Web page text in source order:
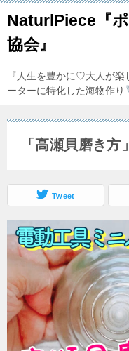
NaturlPiece『
協会』
『人生を豊かに♡大人が
ーターに特化した海物作り
「高瀬貝磨き
Tweet